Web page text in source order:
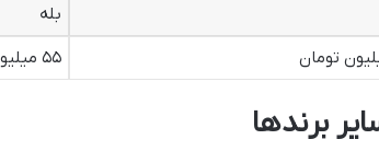
بله
۵۵ میلیون تومان
برندها